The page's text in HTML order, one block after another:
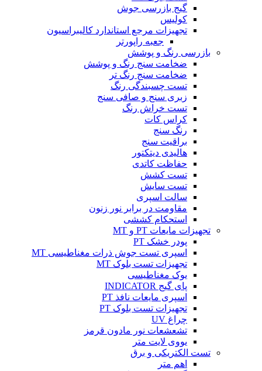
گیج بازرسی جوش
کولیس
تجهیزات مرجع استاندارد کالیبراسیون
جعبه راپورتر
بازرسی رنگ و پوشش
ضخامت سنج رنگ و پوشش
ضخامت سنج رنگ تر
تست چسبندگی رنگ
زبری سنج و صافی سنج
تست خراش رنگ
کراس کات
رنگ سنج
براقیت سنج
هالیدی دیتکتور
حفاظت کاتدی
تست کشش
تست سایش
سالت اسپری
مقاومت در برابر نور زنون
استحکام کششی
تجهیزات مایعات PT و MT
پودر خشک PT
اسپری تست جوش ذرات مغناطیسی MT
تجهیزات تست بلوک MT
یوک مغناطیسی
پای گیج INDICATOR
اسپری مایعات نافذ PT
تجهیزات تست بلوک PT
چراغ UV
تشعشعات نور مادون قرمز
یووی لایت متر
تست الکتریکی و برق
اهم متر